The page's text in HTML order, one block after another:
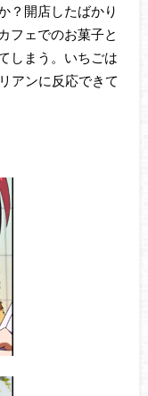
？開店したばかり
フェでのお菓子と
しまう。いちごは
アンに反応できて